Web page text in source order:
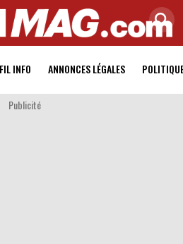
FIL INFO ANNONCES LÉGALES
Publicité